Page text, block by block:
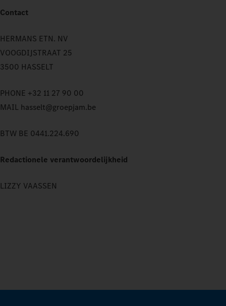
Contact
HERMANS ETN. NV
VOOGDIJSTRAAT 25
3500 HASSELT
PHONE +32 11 27 90 00
MAIL hasselt@groepjam.be
BTW BE 0441.224.690
Redactionele verantwoordelijkheid
LIZZY VAASSEN